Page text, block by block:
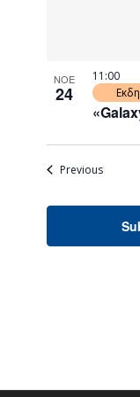
ΝΟΕ
24
11:00
PreviousEvents